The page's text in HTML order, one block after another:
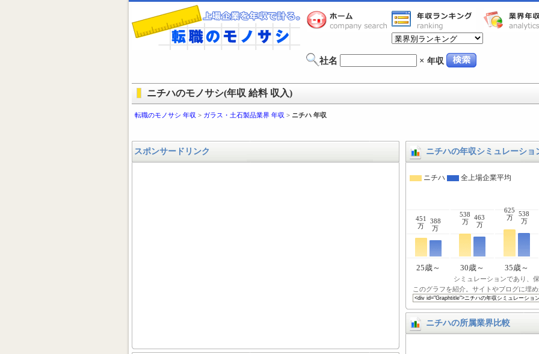
社名 × 年収
ニチハのモノサシ(年収 給料 収入)
転職のモノサシ 年収 > ガラス・土石製品業界 年収 > ニチハ 年収
スポンサードリンク ニチハの年収シミュレーショ
ニチハ 全上場企業平均
451
万
388
万
538
万
463
万
625
万
538
万
25歳～ 30歳～ 35歳～
シミュレーションであり、
このグラフを紹介。サイトやブログに埋
ニチハの所属業界比較